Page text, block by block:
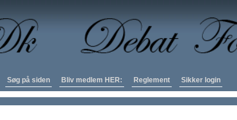
Søg på siden Bliv medlem HER: Reglement Sikker login